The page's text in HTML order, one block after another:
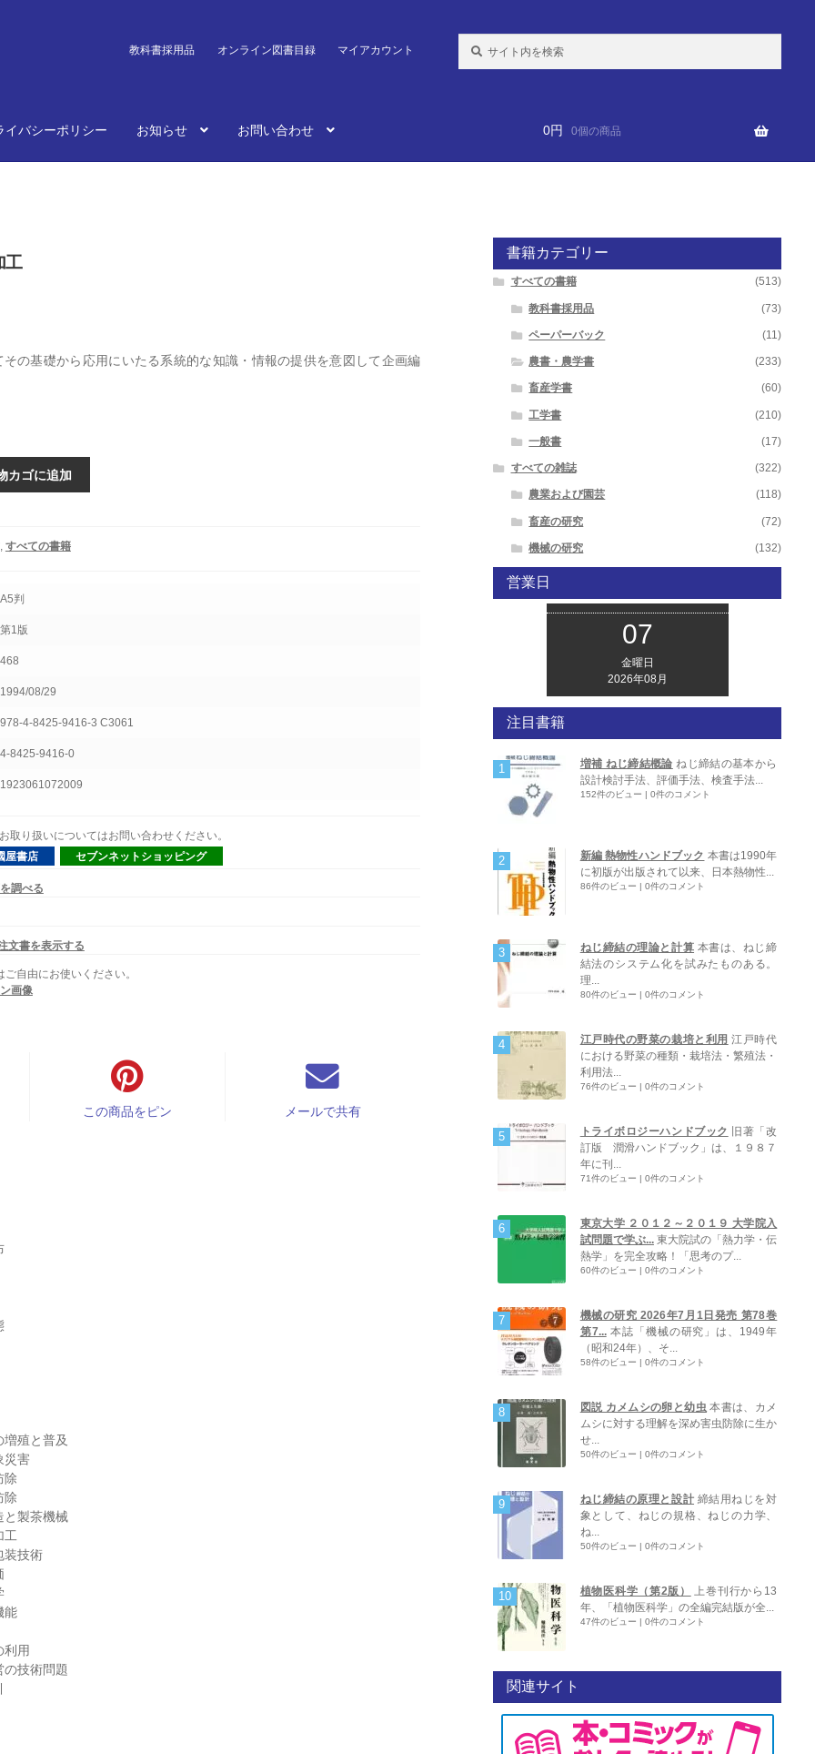
教科書採用品 オンライン図書目録 マイアカウント
イバシーポリシー お知らせ お問い合わせ 0円 0個の商品
工
の基礎から応用にいたる系統的な知識・情報の提供を意図して企画編
カゴに追加
, すべての書籍
A5判
第1版
468
1994/08/29
978-4-8425-9416-3 C3061
4-8425-9416-0
1923061072009
取り扱いについてはお問い合わせください。
屋書店
セブンネットショッピング
調べる
文書を表示する
自由にお使いください。
画像
この商品をピン メールで共有
増殖と普及
災害
除
除
と製茶機械
工
装技術
能
利用
の技術問題
書籍カテゴリー
すべての書籍 (513)
教科書採用品 (73)
ペーパーバック (11)
農書・農学書 (233)
畜産学書 (60)
工学書 (210)
一般書 (17)
すべての雑誌 (322)
農業および園芸 (118)
畜産の研究 (72)
機械の研究 (132)
営業日
07
金曜日
2026年08月
注目書籍
増補 ねじ締結概論 ねじ締結の基本から
設計検討手法、評価手法、検査手法...
152件のビュー | 0件のコメント
新編 熱物性ハンドブック 本書は1990年
に初版が出版されて以来、日本熱物性...
86件のビュー | 0件のコメント
ねじ締結の理論と計算 本書は、ねじ締
結法のシステム化を試みたものある。
理...
80件のビュー | 0件のコメント
江戸時代の野菜の栽培と利用 江戸時代
における野菜の種類・栽培法・繁殖法・
利用法...
76件のビュー | 0件のコメント
トライボロジーハンドブック
旧著「改
訂版 潤滑ハンドブック」は、１９８７
年に刊...
71件のビュー | 0件のコメント
東京大学 ２０１２～２０１９ 大学院入
試問題で学ぶ... 東大院試の「熱力学・伝
熱学」を完全攻略！「思考のプ...
60件のビュー | 0件のコメント
機械の研究 2026年7月1日発売 第78巻
第7... 本誌「機械の研究」は、1949年
（昭和24年）、そ...
58件のビュー | 0件のコメント
図説 カメムシの卵と幼虫 本書は、カメ
ムシに対する理解を深め害虫防除に生か
せ...
50件のビュー | 0件のコメント
ねじ締結の原理と設計 締結用ねじを対
象として、ねじの規格、ねじの力学、
ね...
50件のビュー | 0件のコメント
植物医科学（第2版）
上巻刊行から13
年、「植物医科学」の全編完結版が全...
47件のビュー | 0件のコメント
関連サイト